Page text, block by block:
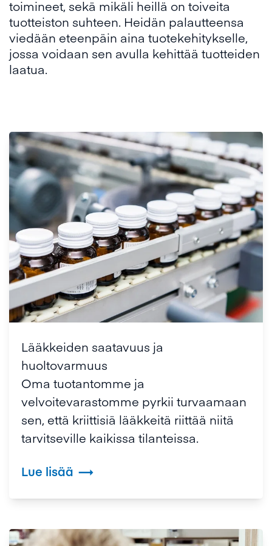
toimineet, sekä mikäli heillä on toiveita
tuotteiston suhteen. Heidän palautteensa
viedään eteenpäin aina tuotekehitykselle,
jossa voidaan sen avulla kehittää tuotteiden
laatua.
Lääkkeiden saatavuus ja
huoltovarmuus
Oma tuotantomme ja
velvoitevarastomme pyrkii turvaamaan
sen, että kriittisiä lääkkeitä riittää niitä
tarvitseville kaikissa tilanteissa.
Lue lisää 